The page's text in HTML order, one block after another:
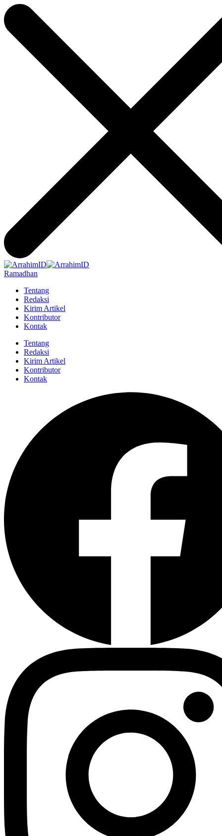
Ramadhan
Tentang
Redaksi
Kirim Artikel
Kontributor
Kontak
Tentang
Redaksi
Kirim Artikel
Kontributor
Kontak